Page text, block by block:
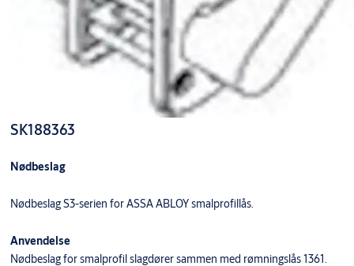
SK188363
Nødbeslag
Nødbeslag S3-serien for ASSA ABLOY smalprofillås.
Anvendelse
Nødbeslag for smalprofil slagdører sammen med rømningslås 1361.